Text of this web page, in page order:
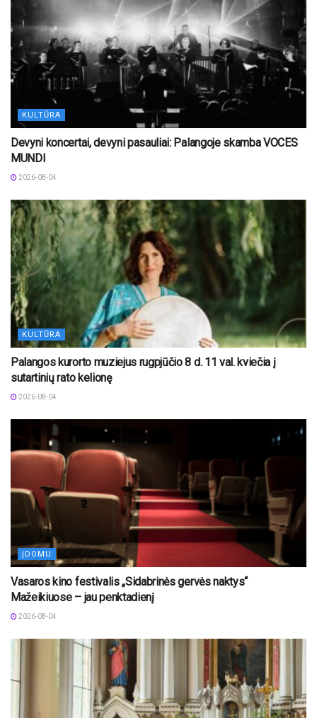
KULTŪRA
Devyni koncertai, devyni pasauliai: Palangoje skamba VOCES
MUNDI
2026-08-04
KULTŪRA
Palangos kurorto muziejus rugpjūčio 8 d. 11 val. kviečia į
sutartinių rato kelionę
2026-08-04
ĮDOMU
Vasaros kino festivalis „Sidabrinės gervės naktys“
Mažeikiuose – jau penktadienį
2026-08-04